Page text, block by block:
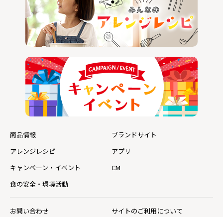
商品情報
ブランドサイト
アレンジレシピ
アプリ
キャンペーン・イベント
CM
食の安全・環境活動
お問い合わせ
サイトのご利用について